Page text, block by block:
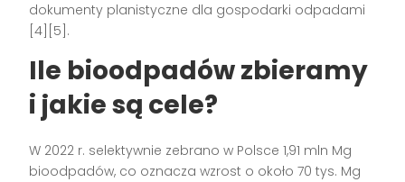
dokumenty planistyczne dla gospodarki odpadami
[4][5].
Ile bioodpadów zbieramy
i jakie są cele?
W 2022 r. selektywnie zebrano w Polsce 1,91 mln Mg
bioodpadów, co oznacza wzrost o około 70 tys. Mg